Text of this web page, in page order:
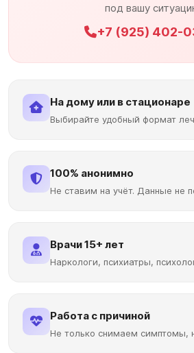
под вашу
+7 (925) 402-
На дому или в стационаре
Выбирайте удобный формат
100% анонимно
Не ставим на учёт. Данные не
Врачи 15+ лет
Наркологи, психиатры,
Работа с причиной
Не только снимаем симптомы,